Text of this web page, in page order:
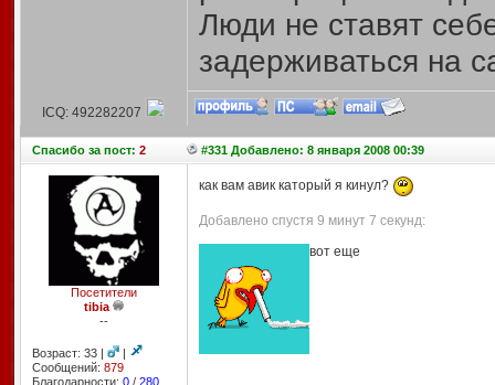
Люди не ставят
задерживаться на
ICQ: 492282207
Спасибоза пост: 2 #331 Добавлено: 8 января 2008 00:39
Посетители
tibia
--
Возраст: 33 |
|
Сообщений: 879
Благодарности: 0/ 280
как вам авик каторый я кинул?
Добавлено спустя 9 минут 7 секунд:
вот еще